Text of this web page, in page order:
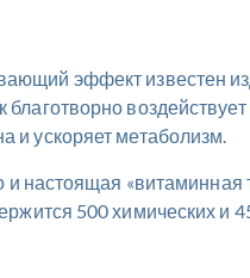
эффект известен
и ускоряет метаболизм.
и настоящая
500 химических и